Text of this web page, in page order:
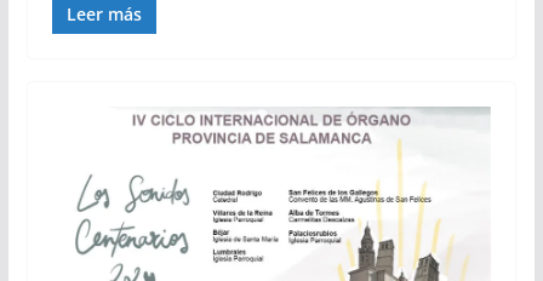
Leer más